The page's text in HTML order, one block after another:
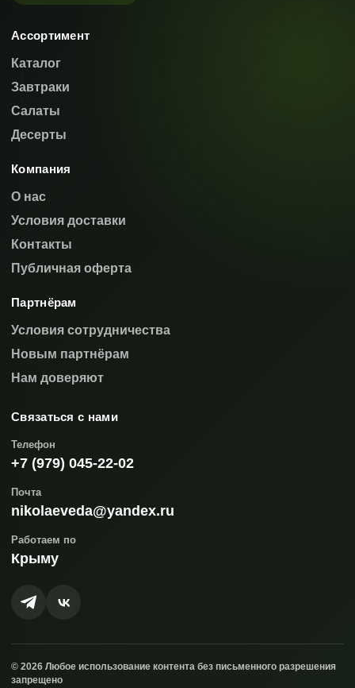
Ассортимент
Каталог
Завтраки
Салаты
Десерты
Компания
О нас
Условия доставки
Контакты
Публичная оферта
Партнёрам
Условия сотрудничества
Новым партнёрам
Нам доверяют
Связаться с нами
Телефон
+7 (979) 045-22-02
Почта
nikolaeveda@yandex.ru
Работаем по
Крыму
© 2026 Любое использование контента без письменного разрешения
запрещено